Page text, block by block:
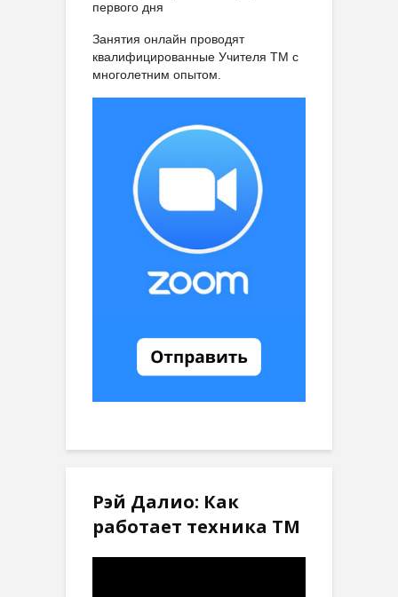
первого дня
Занятия онлайн проводят
квалифицированные Учителя ТМ с
многолетним опытом.
Рэй Далио: Как
работает техника ТМ